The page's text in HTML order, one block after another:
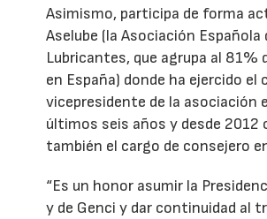
Asimismo, participa de forma
Aselube (la Asociación Española
Lubricantes, que agrupa al 81%
en España) donde ha ejercido el
vicepresidente de la asociación
últimos seis años y desde 2012
también el cargo de consejero
“Es un honor asumir la
y de Genci y dar continuidad al